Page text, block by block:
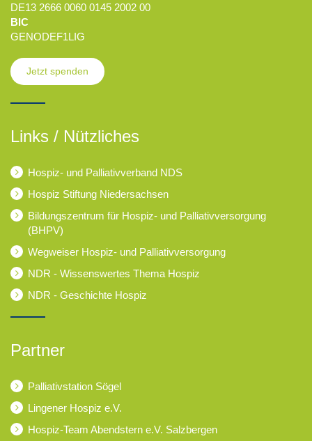
DE13 2666 0060 0145 2002 00
BIC
GENODEF1LIG
Jetzt spenden
Links / Nützliches
Hospiz- und Palliativverband NDS
Hospiz Stiftung Niedersachsen
Bildungszentrum für Hospiz- und Palliativversorgung
(BHPV)
Wegweiser Hospiz- und Palliativversorgung
NDR - Wissenswertes Thema Hospiz
NDR - Geschichte Hospiz
Partner
Palliativstation Sögel
Lingener Hospiz e.V.
Hospiz-Team Abendstern e.V. Salzbergen